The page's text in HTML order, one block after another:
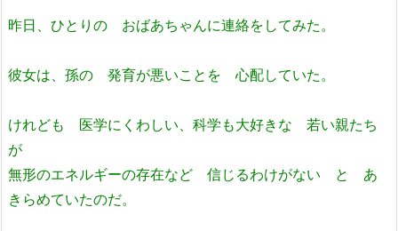
昨日、ひとりの おばあちゃんに連絡をしてみた。
彼女は、孫の 発育が悪いことを 心配していた。
けれども 医学にくわしい、科学も大好きな 若い親たち
が
無形のエネルギーの存在など 信じるわけがない と あ
きらめていたのだ。